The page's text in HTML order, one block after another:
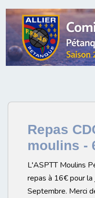
Repas
moulins -
L'ASPTT Moulins
repas à 16€ pour la
Septembre. Merci